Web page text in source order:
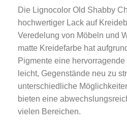
Die Lignocolor Old Shabby
hochwertiger Lack auf
Veredelung von Möbeln und
matte Kreidefarbe hat
Pigmente eine
leicht, Gegenstände neu zu
unterschiedliche
bieten eine
vielen Bereichen.